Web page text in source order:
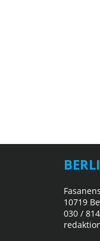
10719
030 /